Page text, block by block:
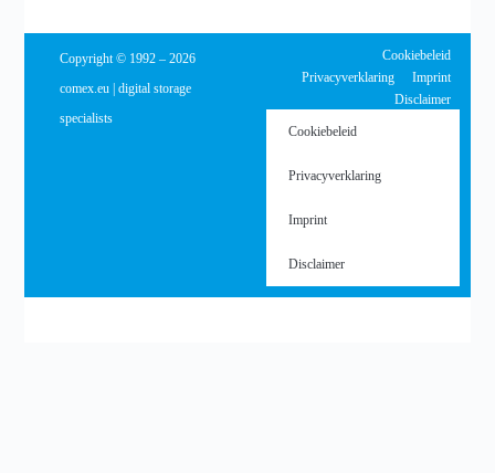
Copyright © 1992 – 2026
comex.eu | digital storage
specialists
Cookiebeleid
Privacyverklaring
Imprint
Disclaimer
Cookiebeleid
Privacyverklaring
Imprint
Disclaimer